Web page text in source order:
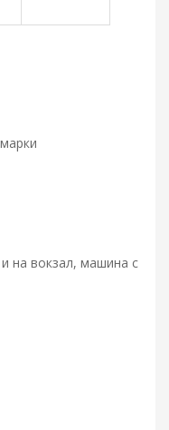
на вокзал, машина с